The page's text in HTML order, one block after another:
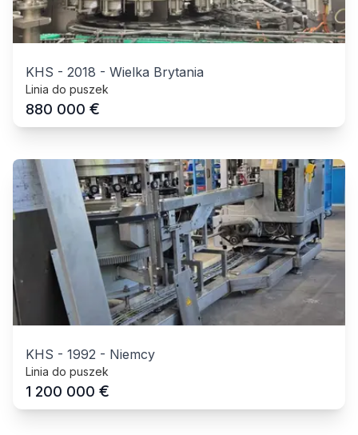
KHS - 2018 - Wielka Brytania
Linia do puszek
880 000 €
KHS - 1992 - Niemcy
Linia do puszek
1 200 000 €